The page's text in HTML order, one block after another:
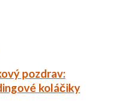
pozdrav:
koláčiky